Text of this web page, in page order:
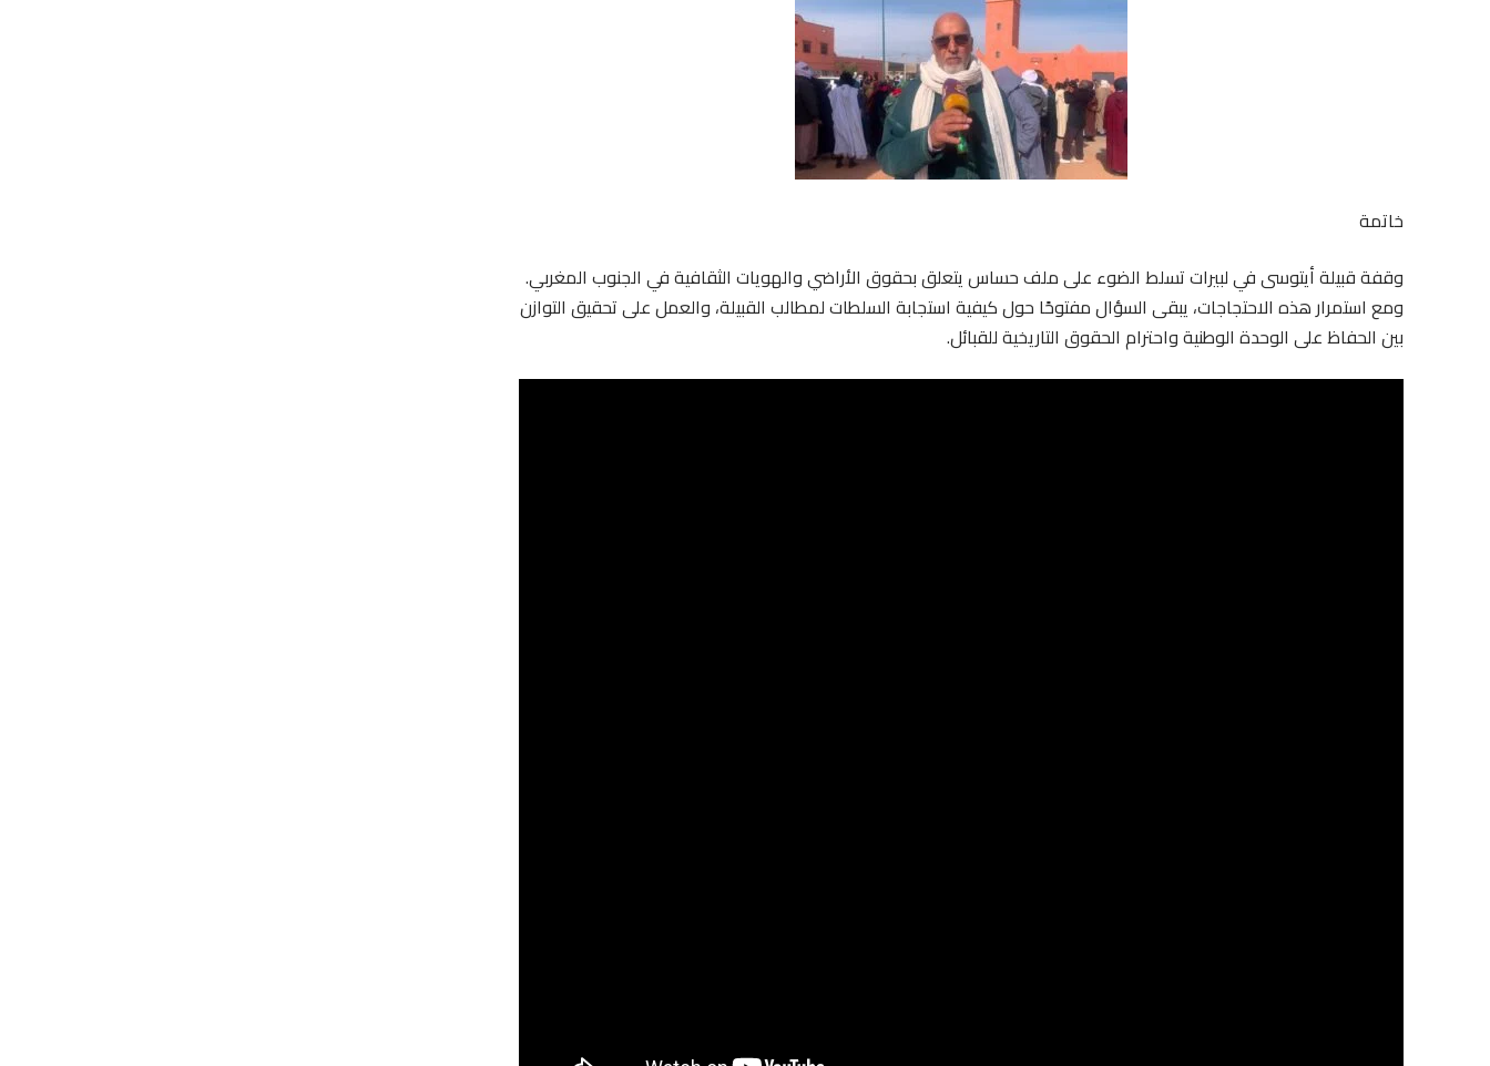
خاتمة
وقفة قبيلة أيتوسى في لبيرات تسلط الضوء على ملف حساس يتعلق بحقوق الأراضي والهويات الثقافية في الجنوب المغربي.
ومع استمرار هذه الاحتجاجات، يبقى السؤال مفتوحًا حول كيفية استجابة السلطات لمطالب القبيلة، والعمل على تحقيق التوازن
بين الحفاظ على الوحدة الوطنية واحترام الحقوق التاريخية للقبائل.